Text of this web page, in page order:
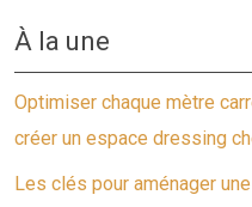
À la une
Optimiser chaque mètre
créer un espace dressing
Les clés pour aménager